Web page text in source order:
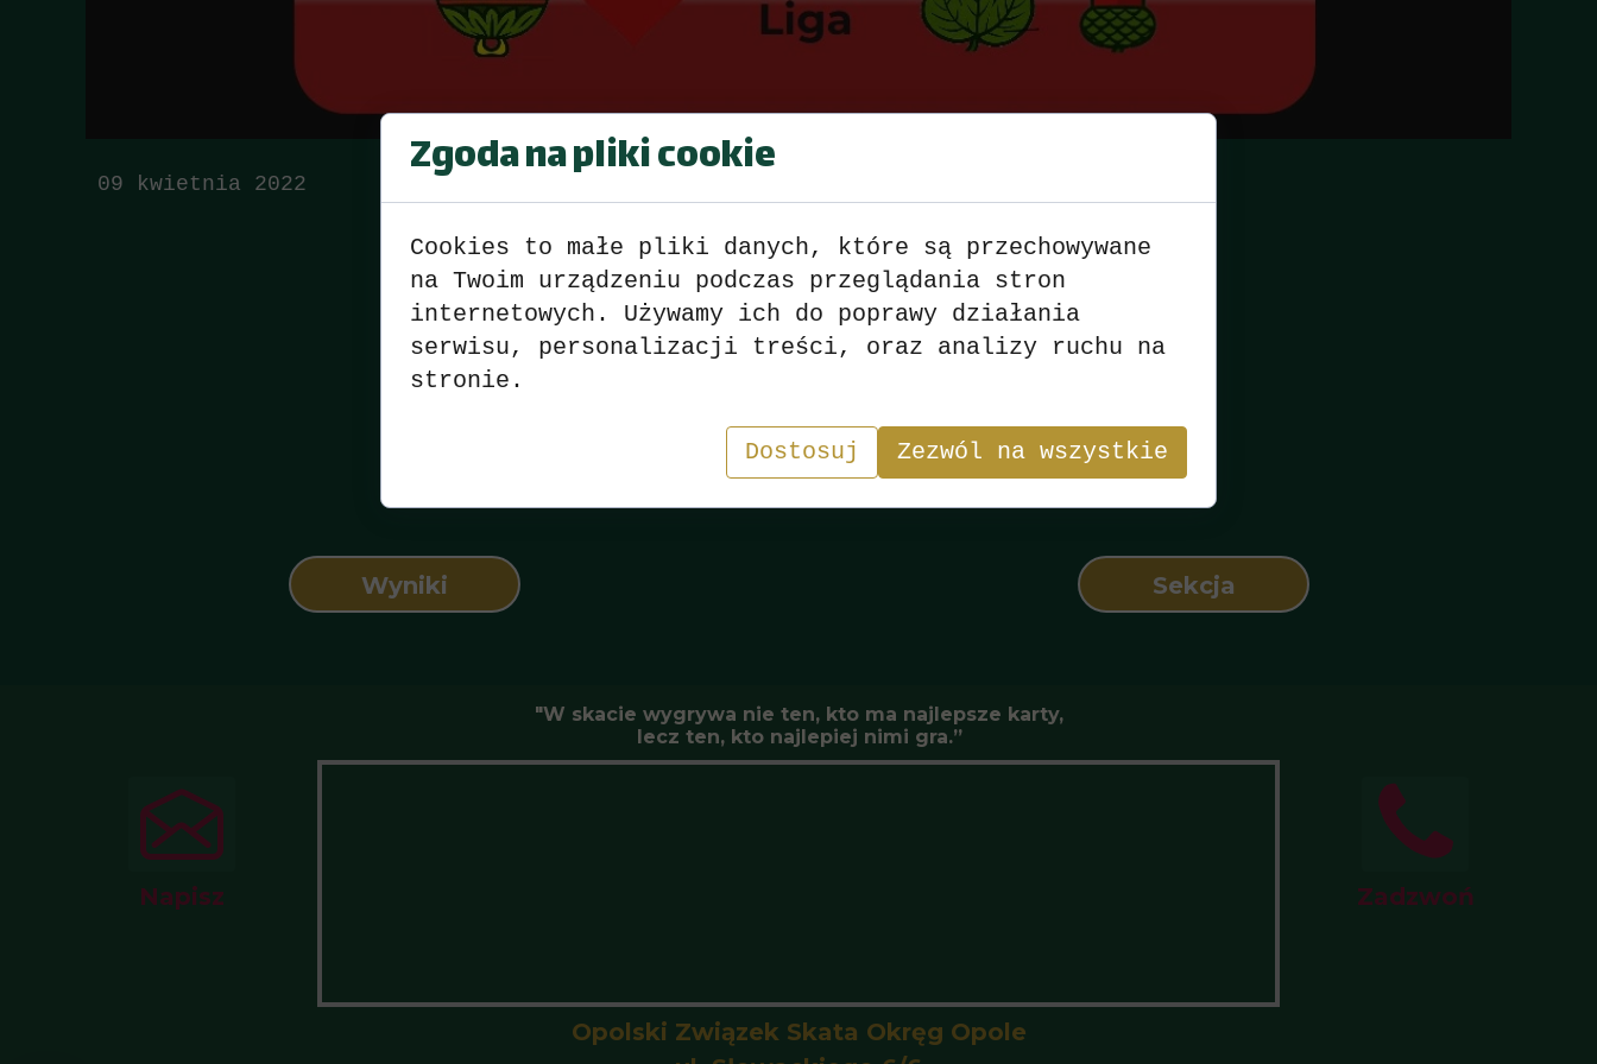
Wyniki Sekcja
09 kwietnia 2022
III Kolejka 2022
I Liga Wyniki >>> zobacz
III Liga Wyniki>>> zobacz <<<
"W skacie wygrywa nie ten, kto ma najlepsze karty,
lecz ten, kto najlepiej nimi gra.”
Zadzwoń
Napisz
Opolski Związek Skata Okręg Opole
Zgoda na pliki cookie
Cookies to małe pliki danych, które są przechowywane
na Twoim urządzeniu podczas przeglądania stron
internetowych. Używamy ich do poprawy działania
serwisu, personalizacji treści, oraz analizy ruchu na
stronie.
Dostosuj Zezwól na wszystkie